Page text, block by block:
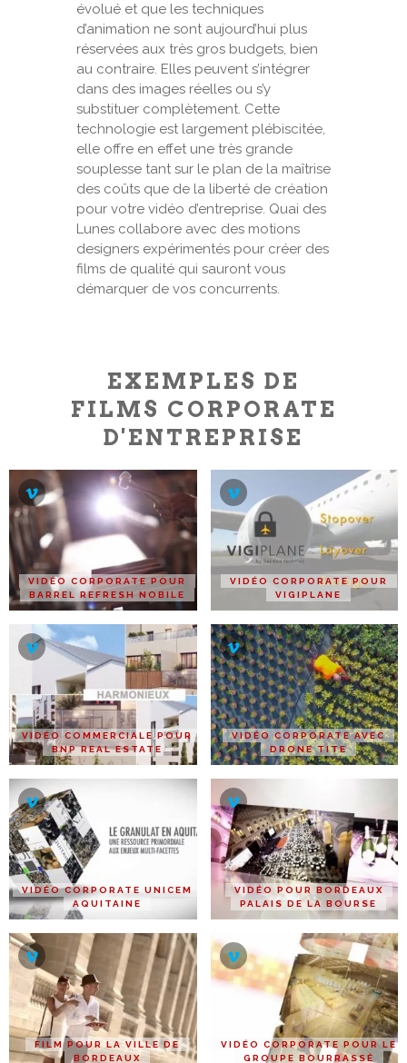
évolué et que les techniques
d’animation ne sont aujourd’hui plus
réservées aux très gros budgets, bien
au contraire. Elles peuvent s’intégrer
dans des images réelles ou s’y
substituer complètement. Cette
technologie est largement plébiscitée,
elle offre en effet une très grande
souplesse tant sur le plan de la maîtrise
des coûts que de la liberté de création
pour votre vidéo d’entreprise. Quai des
Lunes collabore avec des motions
designers expérimentés pour créer des
films de qualité qui sauront vous
démarquer de vos concurrents.
EXEMPLES DE
FILMS CORPORATE
D'ENTREPRISE
VIDÉO CORPORATE POUR
BARREL REFRESH NOBILE
VIDÉO COMMERCIALE POUR
BNP REAL ESTATE
VIDÉO CORPORATE UNICEM
AQUITAINE
FILM POUR LA VILLE DE
BORDEAUX
VIDÉO CORPORATE POUR
VIGIPLANE
VIDÉO CORPORATE AVEC
DRONE TITE
VIDÉO POUR BORDEAUX
PALAIS DE LA BOURSE
VIDÉO CORPORATE POUR LE
GROUPE BOURRASSÉ